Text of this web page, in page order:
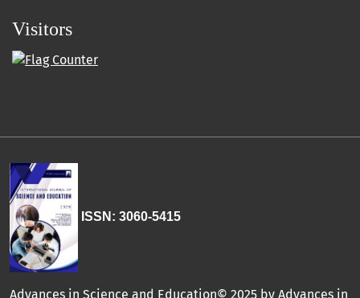
Visitors
ISSN: 3060-5415
Advances in Science and Education© 2025 by Advances in